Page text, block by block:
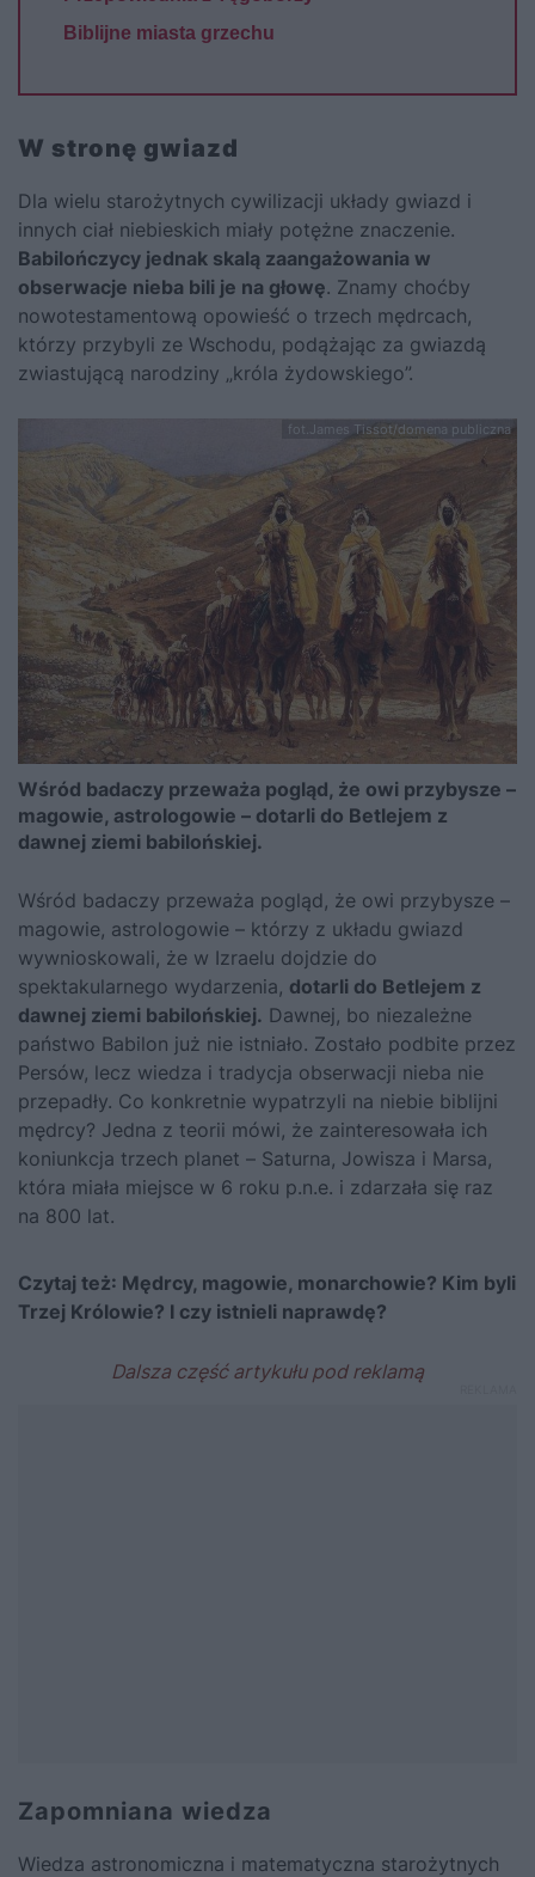
Biblijne miasta grzechu
W stronę gwiazd
Dla wielu starożytnych cywilizacji układy gwiazd i
innych ciał niebieskich miały potężne znaczenie.
Babilończycy jednak skalą zaangażowania w
obserwacje nieba bili je na głowę. Znamy choćby
nowotestamentową opowieść o trzech mędrcach,
którzy przybyli ze Wschodu, podążając za gwiazdą
zwiastującą narodziny „króla żydowskiego”.
fot.James Tissot/domena publiczna
Wśród badaczy przeważa pogląd, że owi przybysze –
magowie, astrologowie – dotarli do Betlejem z
dawnej ziemi babilońskiej.
Wśród badaczy przeważa pogląd, że owi przybysze –
magowie, astrologowie – którzy z układu gwiazd
wywnioskowali, że w Izraelu dojdzie do
spektakularnego wydarzenia, dotarli do Betlejem z
dawnej ziemi babilońskiej. Dawnej, bo niezależne
państwo Babilon już nie istniało. Zostało podbite przez
Persów, lecz wiedza i tradycja obserwacji nieba nie
przepadły. Co konkretnie wypatrzyli na niebie biblijni
mędrcy? Jedna z teorii mówi, że zainteresowała ich
koniunkcja trzech planet – Saturna, Jowisza i Marsa,
która miała miejsce w 6 roku p.n.e. i zdarzała się raz
na 800 lat.
Czytaj też: Mędrcy, magowie, monarchowie? Kim byli
Trzej Królowie? I czy istnieli naprawdę?
Zapomniana wiedza
Wiedza astronomiczna i matematyczna starożytnych